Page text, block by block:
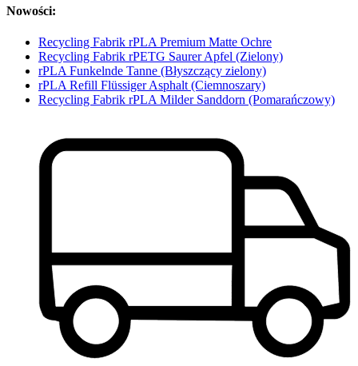
Nowości:
Recycling Fabrik rPLA Premium Matte Ochre
Recycling Fabrik rPETG Saurer Apfel (Zielony)
rPLA Funkelnde Tanne (Błyszczący zielony)
rPLA Refill Flüssiger Asphalt (Ciemnoszary)
Recycling Fabrik rPLA Milder Sanddorn (Pomarańczowy)